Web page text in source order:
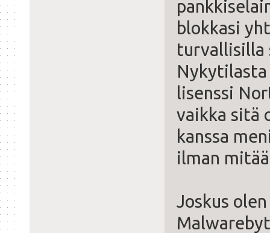
blokkasi
turvallisilla
lisenssi
vaikka sitä
kanssa
ilman
Joskus